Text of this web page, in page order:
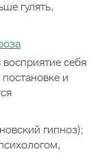
гулять,
себя
и
гипноз);